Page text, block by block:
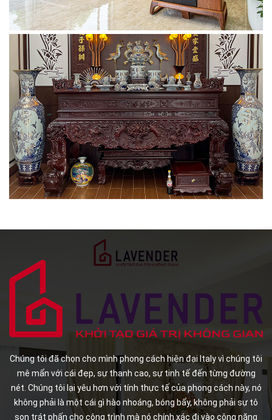
Chúng tôi đã chọn cho mình phong cách hiện đại Italy vì chúng tôi
mê mẩn với cái đẹp, sự thanh cao, sự tinh tế đến từng đường
nét. Chúng tôi lại yêu hơn với tính thực tế của phong cách này, nó
không phải là một cái gì hào nhoáng, bóng bẩy, không phải sự tô
son trát phấn cho công trình mà nó chính xác đi vào công năng